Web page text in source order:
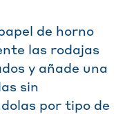
de horno
las rodajas
y añade una
sin
por tipo de